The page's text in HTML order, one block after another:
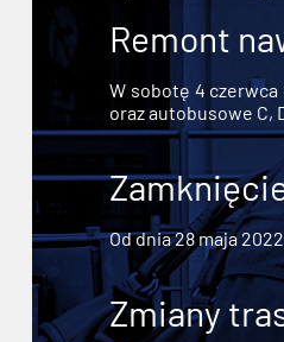
Remont
W sobotę 4 czerwca
oraz autobusowe C,
Od dnia 28 maja
Zmiany